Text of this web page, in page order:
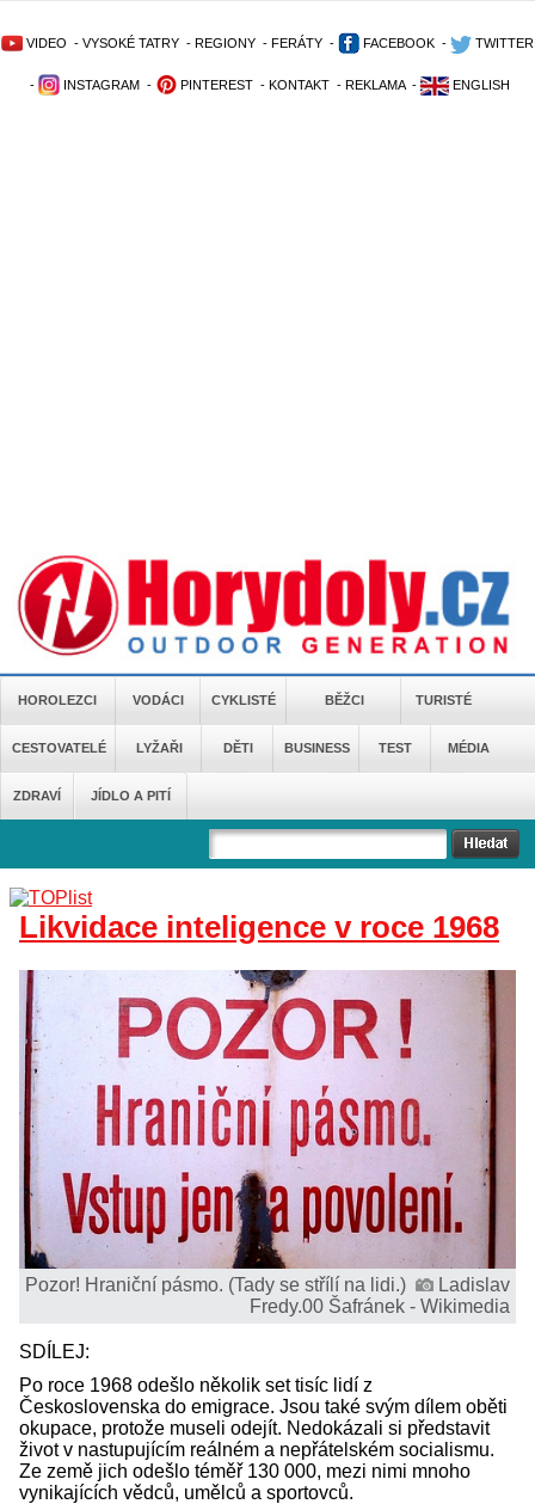
VIDEO - VYSOKÉ TATRY - REGIONY - FERÁTY - FACEBOOK - TWITTER
- INSTAGRAM - PINTEREST - KONTAKT - REKLAMA - ENGLISH
HOROLEZCI VODÁCI CYKLISTÉ BĚŽCI TURISTÉ
CESTOVATELÉ LYŽAŘI DĚTI BUSINESS TEST MÉDIA
ZDRAVÍ JÍDLO A PITÍ
Likvidace inteligence v roce 1968
Pozor! Hraniční pásmo. (Tady se střílí na lidi.)
Ladislav
Fredy.00 Šafránek - Wikimedia
SDÍLEJ:
Po roce 1968 odešlo několik set tisíc lidí z
Československa do emigrace. Jsou také svým dílem oběti
okupace, protože museli odejít. Nedokázali si představit
život v nastupujícím reálném a nepřátelském socialismu.
Ze země jich odešlo téměř 130 000, mezi nimi mnoho
vynikajících vědců, umělců a sportovců.